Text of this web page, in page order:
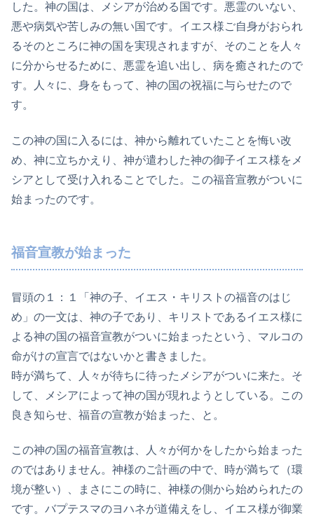
した。神の国は、メシアが治める国です。悪霊のいない、
悪や病気や苦しみの無い国です。イエス様ご自身がおられ
るそのところに神の国を実現されますが、そのことを人々
に分からせるために、悪霊を追い出し、病を癒されたので
す。人々に、身をもって、神の国の祝福に与らせたので
す。
この神の国に入るには、神から離れていたことを悔い改
め、神に立ちかえり、神が遣わした神の御子イエス様をメ
シアとして受け入れることでした。この福音宣教がついに
始まったのです。
福音宣教が始まった
冒頭の１：１「神の子、イエス・キリストの福音のはじ
め」の一文は、神の子であり、キリストであるイエス様に
よる神の国の福音宣教がついに始まったという、マルコの
命がけの宣言ではないかと書きました。
時が満ちて、人々が待ちに待ったメシアがついに来た。そ
して、メシアによって神の国が現れようとしている。この
良き知らせ、福音の宣教が始まった、と。
この神の国の福音宣教は、人々が何かをしたから始まった
のではありません。神様のご計画の中で、時が満ちて（環
境が整い）、まさにこの時に、神様の側から始められたの
です。バプテスマのヨハネが道備えをし、イエス様が御業